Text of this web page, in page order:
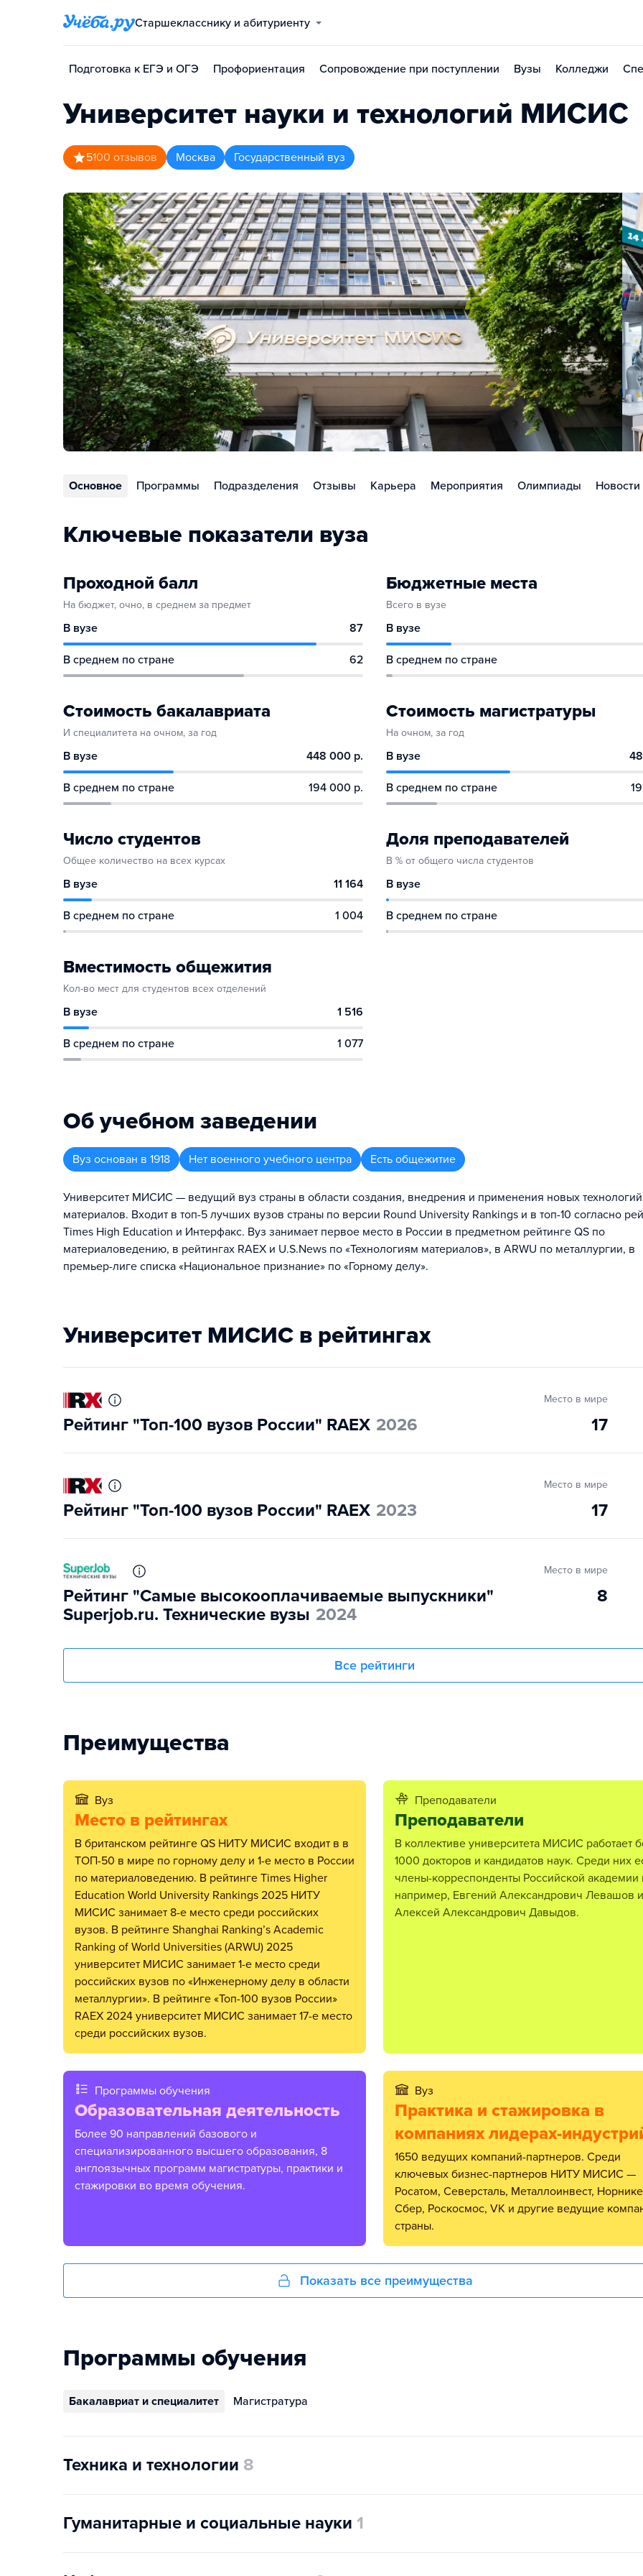
Старшекласснику и абитуриенту
Подготовка к ЕГЭ и ОГЭ Профориентация Сопровождение при поступлении Вузы Колледжи
Университет науки и технологий МИСИС
5100 отзывов Москва Государственный вуз
Основное Программы Подразделения Отзывы Карьера Мероприятия Олимпиады Новости
Ключевые показатели вуза
Проходной балл
На бюджет, очно, в среднем за предмет
В вузе 87
В среднем по стране 62
Бюджетные места
Всего в вузе
В вузе
В среднем по стране
Стоимость бакалавриата
И специалитета на очном, за год
В вузе 448 000 р.
В среднем по стране 194 000 р.
Стоимость магистратуры
На очном, за год
В вузе
В среднем по стране
Число студентов
Общее количество на всех курсах
В вузе 11 164
В среднем по стране 1 004
Доля преподавателей
В % от общего числа студентов
В вузе
В среднем по стране
Вместимость общежития
Кол-во мест для студентов всех отделений
В вузе 1 516
В среднем по стране 1 077
Об учебном заведении
Вуз основан в 1918 Нет военного учебного центра Есть общежитие
Университет МИСИС — ведущий вуз страны в области создания, внедрения и применения новых
материалов. Входит в топ-5 лучших вузов страны по версии Round University Rankings и в топ-10 согласно
Times High Education и Интерфакс. Вуз занимает первое место в России в предметном рейтинге QS по
материаловедению, в рейтингах RAEX и U.S.News по «Технологиям материалов», в ARWU по металлургии, в
премьер-лиге списка «Национальное признание» по «Горному делу».
Университет МИСИС в рейтингах
Место в мире
Рейтинг "Топ-100 вузов России" RAEX 2026 17
Место в мире
Рейтинг "Топ-100 вузов России" RAEX 2023 17
Место в мире
Рейтинг "Самые высокооплачиваемые выпускники"
Superjob.ru. Технические вузы 2024
8
Все рейтинги
Преимущества
Вуз
Место в рейтингах
В британском рейтинге QS НИТУ МИСИС входит в в
ТОП-50 в мире по горному делу и 1-е место в России
по материаловедению. В рейтинге Times Higher
Education World University Rankings 2025 НИТУ
МИСИС занимает 8-е место среди российских
вузов. В рейтинге Shanghai Ranking’s Academic
Ranking of World Universities (ARWU) 2025
университет МИСИС занимает 1-е место среди
российских вузов по «Инженерному делу в области
металлургии». В рейтинге «Топ-100 вузов России»
RAEX 2024 университет МИСИС занимает 17-е место
среди российских вузов.
Преподаватели
Преподаватели
В коллективе университета МИСИС работает более
1000 докторов и кандидатов наук. Среди них
члены-корреспонденты Российской академии
например, Евгений Александрович Левашов и
Алексей Александрович Давыдов.
Программы обучения
Образовательная деятельность
Более 90 направлений базового и
специализированного высшего образования, 8
англоязычных программ магистратуры, практики и
стажировки во время обучения.
Вуз
Практика и стажировка в
компаниях лидерах-
1650 ведущих компаний-партнеров. Среди
ключевых бизнес-партнеров НИТУ МИСИС —
Росатом, Северсталь, Металлоинвест,
Сбер, Роскосмос, VK и другие ведущие
страны.
Показать все преимущества
Программы обучения
Бакалавриат и специалитет Магистратура
Техника и технологии 8
Гуманитарные и социальные науки 1